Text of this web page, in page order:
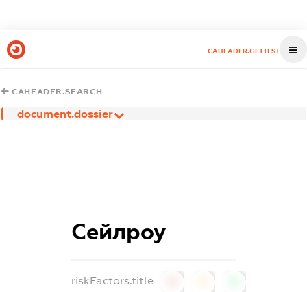
CAHEADER.GETTEST
CAHEADER.SEARCH
document.dossier
Сейлроу
riskFactors.title